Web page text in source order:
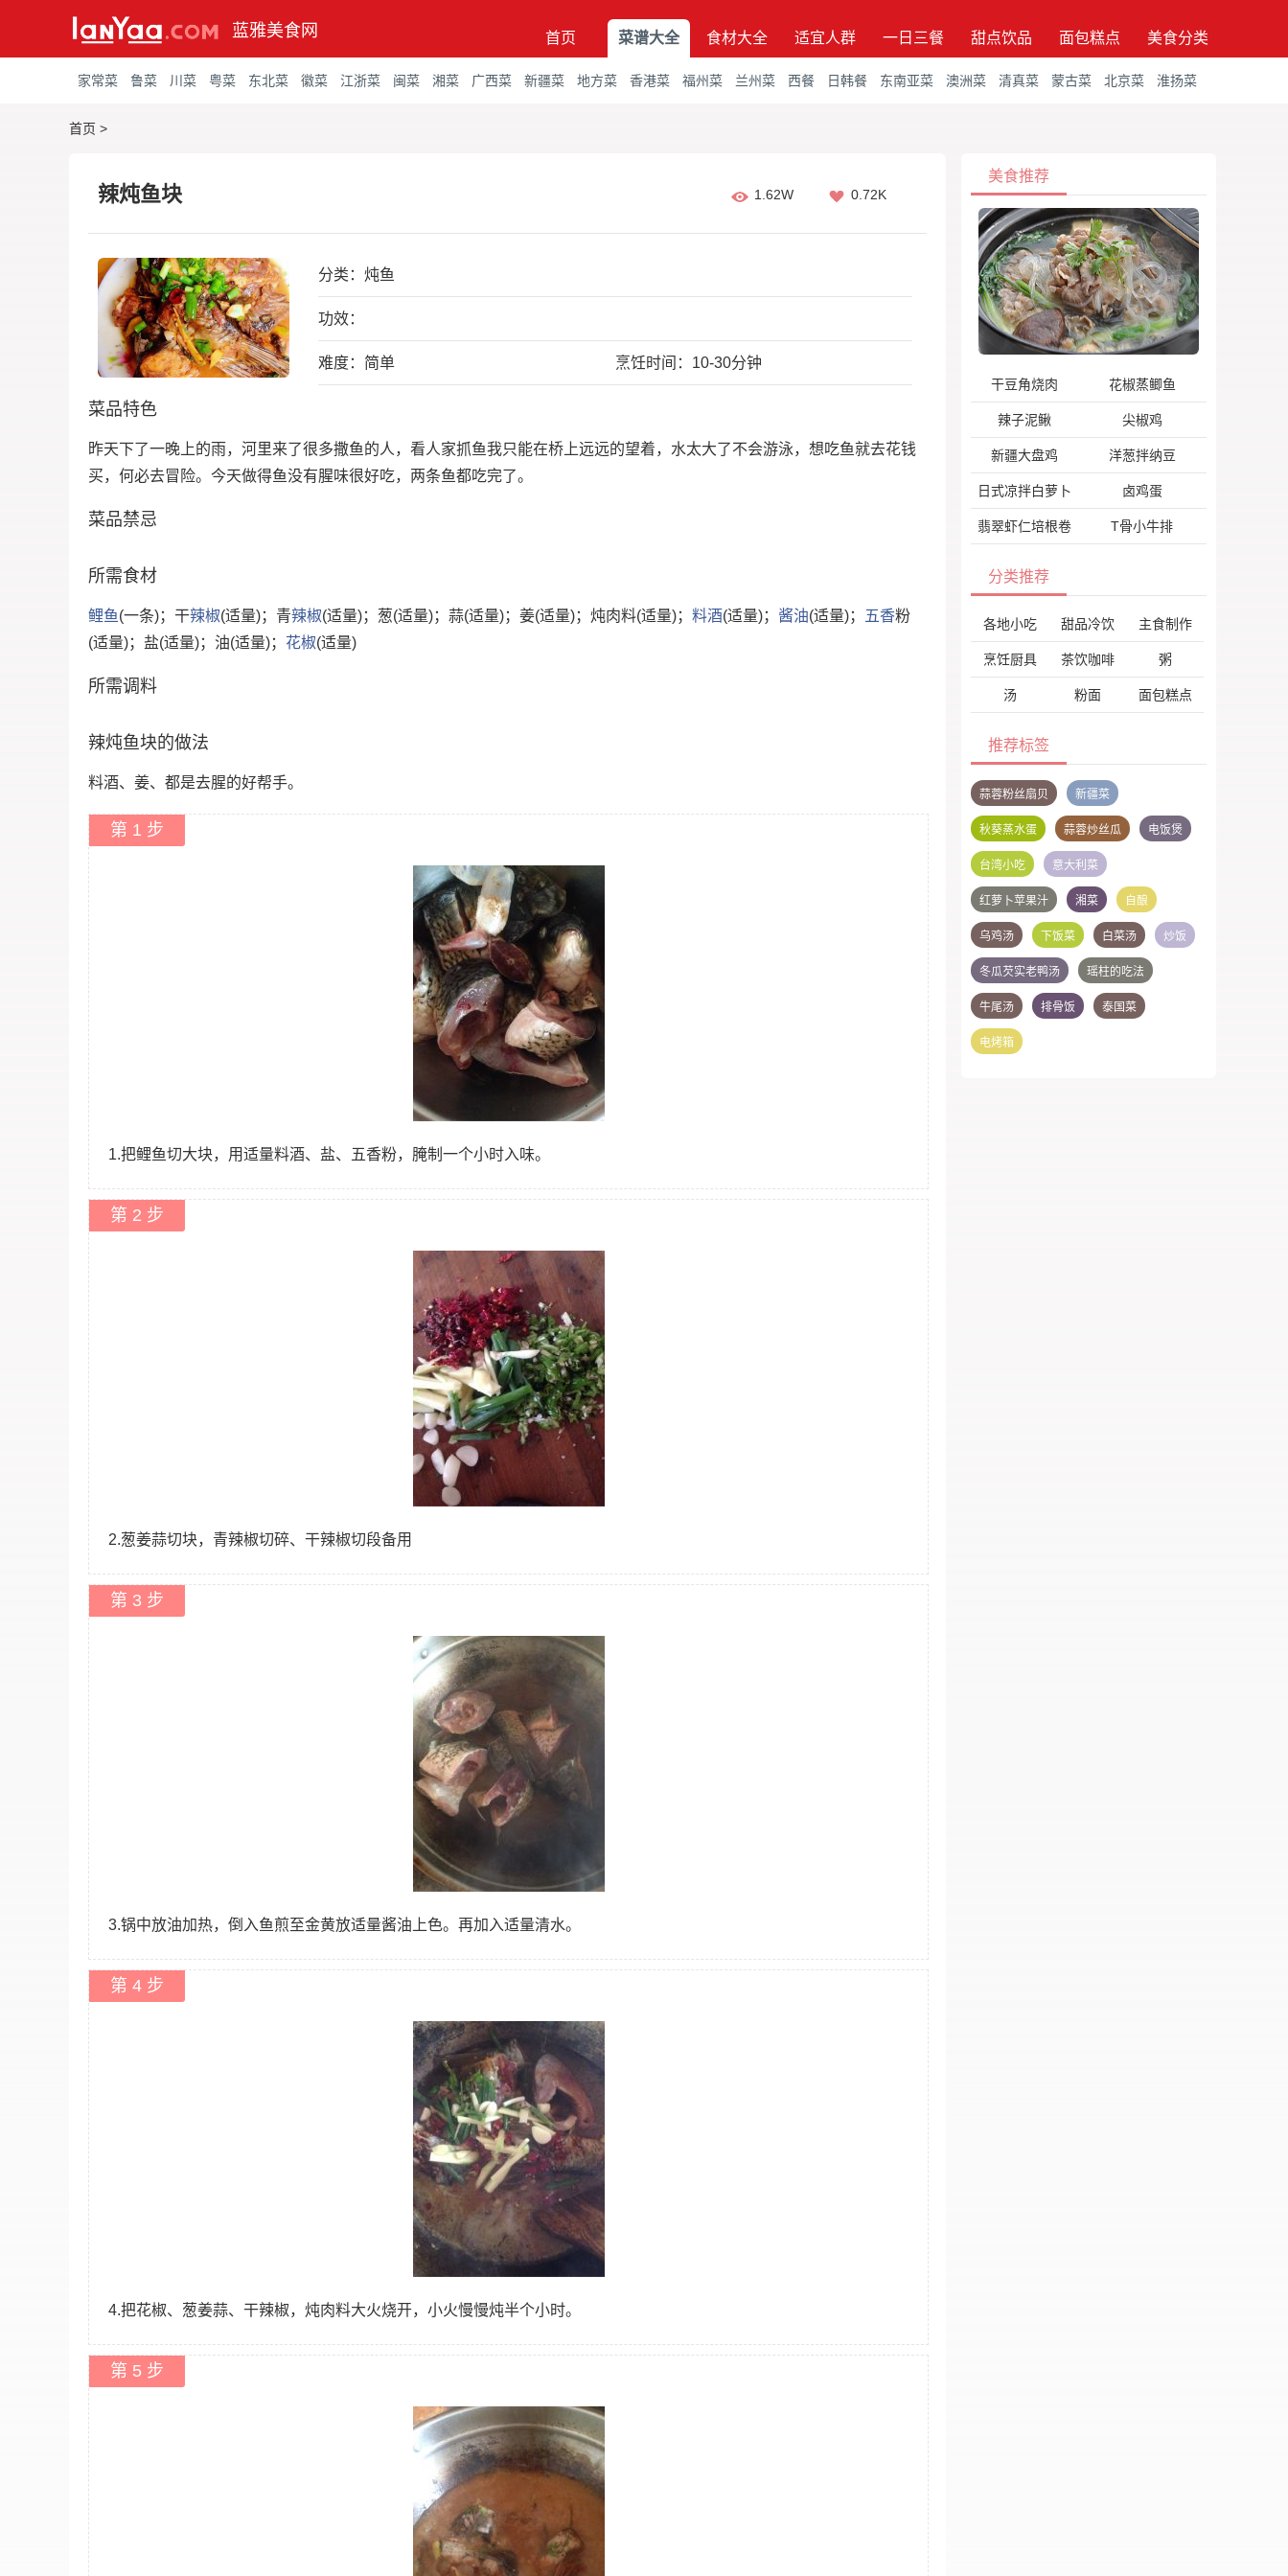
蓝雅美食网 首页 菜谱大全 食材大全 适宜人群 一日三餐 甜点饮品 面包糕点 美食分类
家常菜 鲁菜 川菜 粤菜 东北菜 徽菜 江浙菜 闽菜 湘菜 广西菜 新疆菜 地方菜 香港菜 福州菜 兰州菜 西餐 日韩餐 东南亚菜 澳洲菜 清真菜 蒙古菜 北京菜 淮扬菜
首页 >
辣炖鱼块 1.62W 0.72K
分类： 炖鱼
功效：
难度：简单 烹饪时间：10-30分钟
菜品特色
昨天下了一晚上的雨，河里来了很多撒鱼的人，看人家抓鱼我只能在桥上远远的望着，水太大了不会游泳，想吃鱼就去花钱
买，何必去冒险。今天做得鱼没有腥味很好吃，两条鱼都吃完了。
菜品禁忌
所需食材
鲤鱼(一条)；干辣椒(适量)；青辣椒(适量)；葱(适量)；蒜(适量)；姜(适量)；炖肉料(适量)； 料酒(适量)； 酱油(适量)； 五香粉
(适量)；盐(适量)；油(适量)； 花椒(适量)
所需调料
辣炖鱼块的做法
料酒、姜、都是去腥的好帮手。
第 1 步
1.把鲤鱼切大块，用适量料酒、盐、五香粉，腌制一个小时入味。
第 2 步
2.葱姜蒜切块，青辣椒切碎、干辣椒切段备用
第 3 步
3.锅中放油加热，倒入鱼煎至金黄放适量酱油上色。再加入适量清水。
第 4 步
4.把花椒、葱姜蒜、干辣椒，炖肉料大火烧开，小火慢慢炖半个小时。
第 5 步
美食推荐
干豆角烧肉 花椒蒸鲫鱼
辣子泥鳅 尖椒鸡
新疆大盘鸡 洋葱拌纳豆
日式凉拌白萝卜 卤鸡蛋
翡翠虾仁培根卷 T骨小牛排
分类推荐
各地小吃 甜品冷饮 主食制作
烹饪厨具 茶饮咖啡 粥
汤 粉面 面包糕点
推荐标签
蒜蓉粉丝扇贝 新疆菜
秋葵蒸水蛋 蒜蓉炒丝瓜 电饭煲
台湾小吃 意大利菜
红萝卜苹果汁 湘菜 自酿
乌鸡汤 下饭菜 白菜汤 炒饭
冬瓜芡实老鸭汤 瑶柱的吃法
牛尾汤 排骨饭 泰国菜
电烤箱